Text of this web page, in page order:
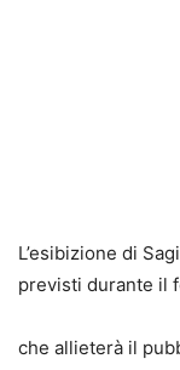
L’esibizione di
previsti durante il
che allieterà il